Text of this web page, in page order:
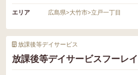
エリア 広島県>大竹市>立戸一丁目
放課後等デイサービス
放課後等デイサービスフーレイ